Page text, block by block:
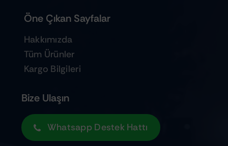
Öne Çıkan Sayfalar
Hakkımızda
Tüm Ürünler
Kargo Bilgileri
Bize Ulaşın
Whatsapp Destek Hattı